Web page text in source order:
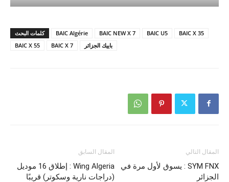
كلمات البحث BAIC Algérie BAIC NEW X 7 BAIC U5
BAIC X 35
BAIC X 55
BAIC X 7 باييك الجزائر
المقال السابق
Wing Algeria : إطلاق 16 موديل
(دراجات نارية وسكوتر) قريبًا
المقال التالي
SYM FNX : يسوق لأول مرة في
الجزائر